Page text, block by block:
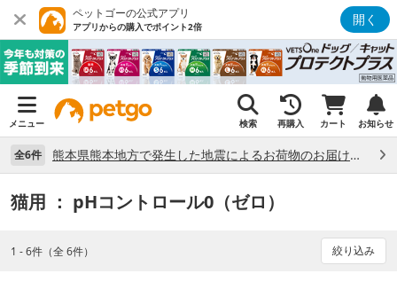
ペットゴーの公式アプリ
アプリからの購入でポイント2倍 開く
メニュー 検索 再購入 カート お知らせ
全6件 熊本県熊本地方で発生した地震によるお荷物のお届け状況について （7/28）
猫用 ： pHコントロール0（ゼロ）
1 - 6件（全 6件） 絞り込み